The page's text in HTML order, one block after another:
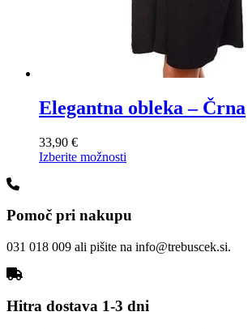
Elegantna obleka – Črna
33,90 €
Izberite možnosti
različic.
lahko
izberete
izdelka
Pomoč pri nakupu
031 018 009 ali pišite na info@trebuscek.si.
Hitra dostava 1-3 dni